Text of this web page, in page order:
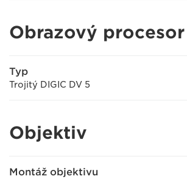
Obrazový procesor
Typ
Trojitý DIGIC DV 5
Objektiv
Montáž objektivu